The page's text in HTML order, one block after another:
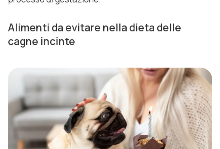
Alimenti da evitare nella dieta delle
cagne incinte